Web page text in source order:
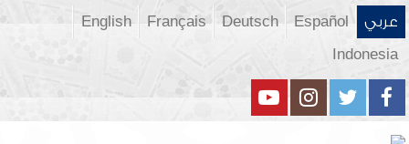
عربي Español
Deutsch
Français
English
Indonesia